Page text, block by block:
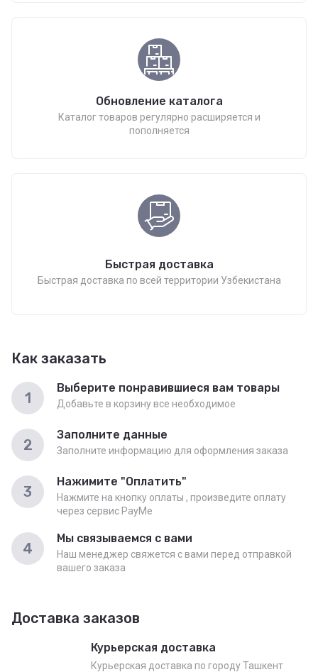
Обновление каталога
Каталог товаров регулярно расширяется и
пополняется
Быстрая доставка
Быстрая доставка по всей территории Узбекистана
Как заказать
1
Выберите понравившиеся вам товары
Добавьте в корзину все необходимое
2
Заполните данные
Заполните информацию для оформления заказа
3
Нажимите "Оплатить"
Нажмите на кнопку оплаты , произведите оплату
через сервис PayMe
4
Мы связываемся с вами
Наш менеджер свяжется с вами перед отправкой
вашего заказа
Доставка заказов
Курьерская доставка
Курьерская доставка по городу Ташкент